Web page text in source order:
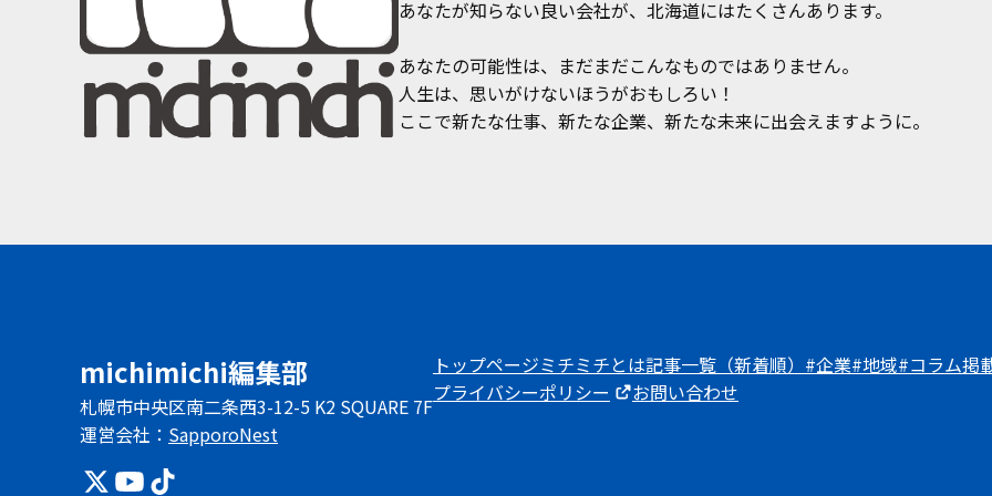
あなたが知らない良い会社が、北海道にはたくさんあります。
あなたの可能性は、まだまだこんなものではありません。
人生は、思いがけないほうがおもしろい！
ここで新たな仕事、新たな企業、新たな未来に出会えますように。
michimichi編集部
札幌市中央区南二条西3-12-5 K2 SQUARE 7F
運営会社： SapporoNest
トップページミチミチとは記事一覧（新着順） #企業#地域#コラム掲
プライバシーポリシー
お問い合わせ